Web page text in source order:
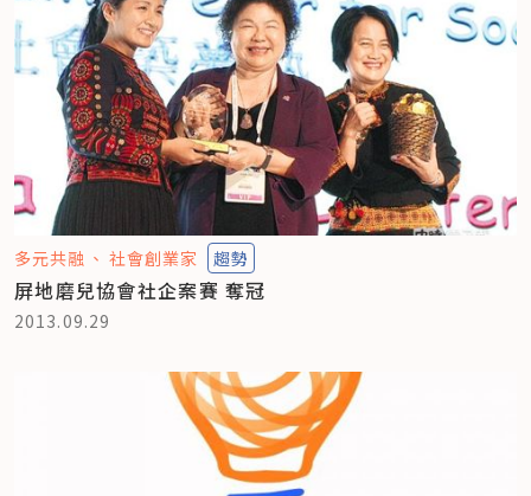
多元共融 社會創業家 趨勢
屏地磨兒協會社企案賽 奪冠
2013.09.29